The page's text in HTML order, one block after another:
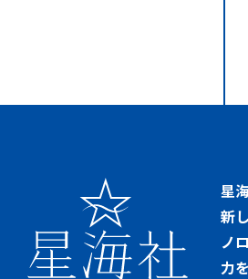
星
新
ノ
力